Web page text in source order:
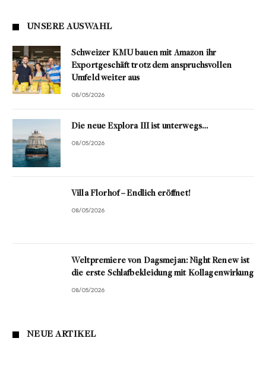
UNSERE AUSWAHL
Schweizer KMU bauen mit Amazon ihr
Exportgeschäft trotz dem anspruchsvollen
Umfeld weiter aus
08/05/2026
Die neue Explora III ist unterwegs…
08/05/2026
Villa Florhof – Endlich eröffnet!
08/05/2026
Weltpremiere von Dagsmejan: Night Renew ist
die erste Schlafbekleidung mit Kollagenwirkung
08/05/2026
NEUE ARTIKEL